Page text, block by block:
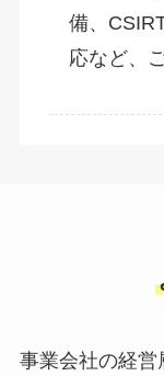
備、
応など、
事業会社の経営